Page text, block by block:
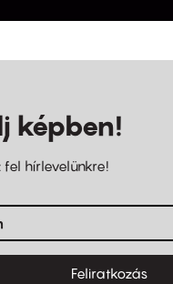
képben!
fel hírlevelünkre!
Feliratkozás